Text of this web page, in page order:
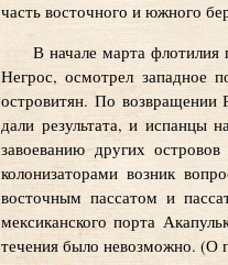
часть восточного и южного
В начале марта
Негрос, осмотрел западное
островитян. По возвращении
дали результата, и испанцы
завоеванию других
колонизаторами возник
восточным пассатом и
мексиканского порта
течения было невозможно. (О